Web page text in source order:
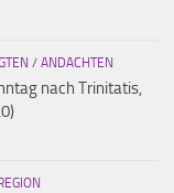
/ ANDACHTEN
nach Trinitatis,